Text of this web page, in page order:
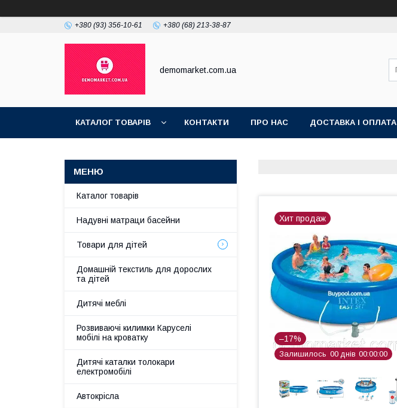
+380 (93) 356-10-61 +380 (68) 213-38-87
demomarket.com.ua
КАТАЛОГ ТОВАРІВ КОНТАКТИ ПРО НАС ДОСТАВКА І ОПЛАТА
Хит продаж
–17%
Залишилось 00 днів 00 00 00
Каталог товарів
Надувні матраци басейни
Товари для дітей
Домашній текстиль для дорослих
та дітей
Дитячі меблі
Розвиваючі килимки Каруселі
мобілі на кроватку
Дитячі каталки толокари
електромобілі
Автокрісла